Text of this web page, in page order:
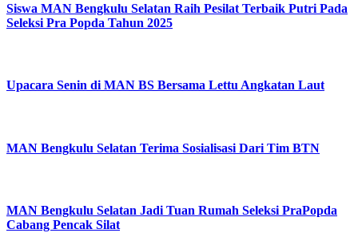
Siswa MAN Bengkulu Selatan Raih Pesilat Terbaik Putri Pada
Seleksi Pra Popda Tahun 2025
Upacara Senin di MAN BS Bersama Lettu Angkatan Laut
MAN Bengkulu Selatan Terima Sosialisasi Dari Tim BTN
MAN Bengkulu Selatan Jadi Tuan Rumah Seleksi PraPopda
Cabang Pencak Silat